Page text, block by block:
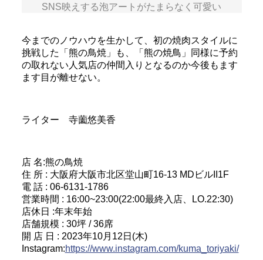
SNS映えする泡アートがたまらなく可愛い
今までのノウハウを生かして、初の焼肉スタイルに
挑戦した「熊の鳥焼」も、「熊の焼鳥」同様に予約
の取れない人気店の仲間入りとなるのか今後もます
ます目が離せない。
ライター 寺薗悠美香
店 名:熊の鳥焼
住 所 : 大阪府大阪市北区堂山町16-13 MDビルII1F
電 話 : 06-6131-1786
営業時間 : 16:00~23:00(22:00最終入店、LO.22:30)
店休日 :年末年始
店舗規模 : 30坪 / 36席
開 店 日 : 2023年10月12日(木)
Instagram:https://www.instagram.com/kuma_toriyaki/